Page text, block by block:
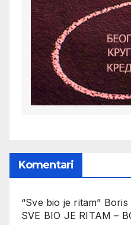
Komentari
“Sve bio je ritam”
SVE BIO JE RITAM –